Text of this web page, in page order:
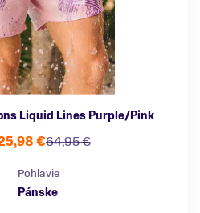
Liquid Lines Purple/Pink
64,95 €
€
Pohlavie
Pánske